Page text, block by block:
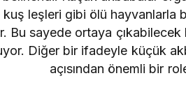
leşleri gibi ölü hayvanlarla
Bu sayede ortaya
Diğer bir ifadeyle küçük
açısından önemli bir